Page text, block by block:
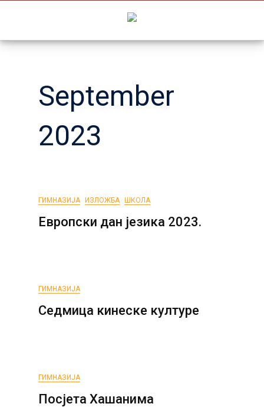
September
2023
ГИМНАЗИЈА ИЗЛОЖБА ШКОЛА
Европски дан језика 2023.
ГИМНАЗИЈА
Седмица кинеске културе
ГИМНАЗИЈА
Посјета Хашанима